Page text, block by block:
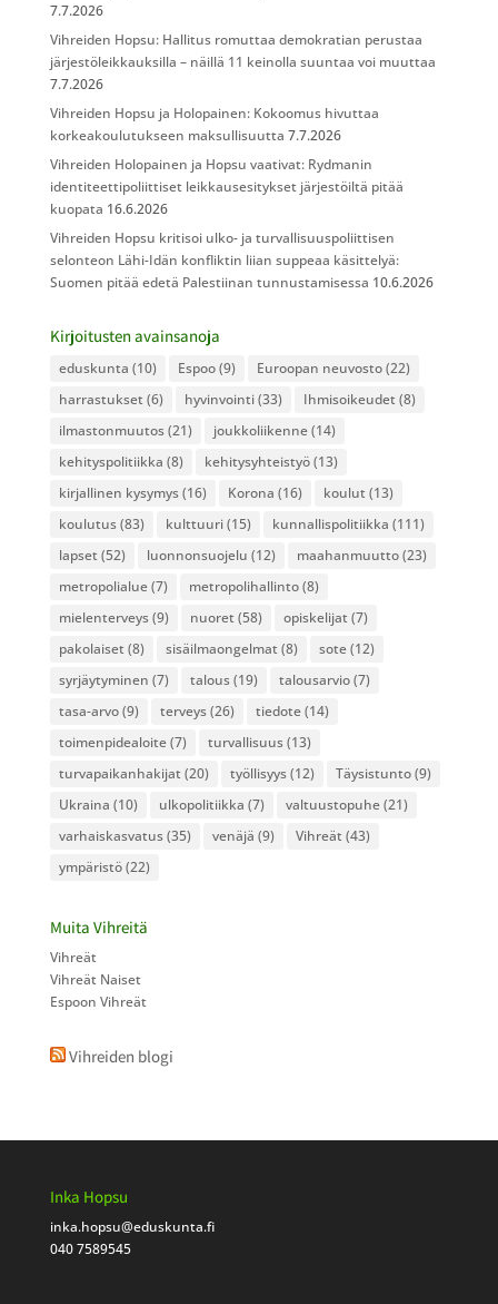
7.7.2026
Vihreiden Hopsu: Hallitus romuttaa demokratian perustaa
järjestöleikkauksilla – näillä 11 keinolla suuntaa voi muuttaa
7.7.2026
Vihreiden Hopsu ja Holopainen: Kokoomus hivuttaa
korkeakoulutukseen maksullisuutta 7.7.2026
Vihreiden Holopainen ja Hopsu vaativat: Rydmanin
identiteettipoliittiset leikkausesitykset järjestöiltä pitää
kuopata 16.6.2026
Vihreiden Hopsu kritisoi ulko- ja turvallisuuspoliittisen
selonteon Lähi-Idän konfliktin liian suppeaa käsittelyä:
Suomen pitää edetä Palestiinan tunnustamisessa 10.6.2026
Kirjoitusten avainsanoja
eduskunta (10) Espoo(9) Euroopan neuvosto(22)
harrastukset (6) hyvinvointi(33) Ihmisoikeudet (8)
ilmastonmuutos(21) joukkoliikenne(14)
kehityspolitiikka (8) kehitysyhteistyö(13)
kirjallinen kysymys(16) Korona (16) koulut (13)
koulutus(83) kulttuuri(15) kunnallispolitiikka (111)
lapset (52) luonnonsuojelu (12) maahanmuutto(23)
metropolialue(7) metropolihallinto(8)
mielenterveys(9) nuoret (58) opiskelijat (7)
pakolaiset (8) sisäilmaongelmat (8) sote(12)
syrjäytyminen (7) talous(19) talousarvio(7)
tasa-arvo(9) terveys(26) tiedote(14)
toimenpidealoite(7) turvallisuus(13)
turvapaikanhakijat (20) työllisyys(12) Täysistunto(9)
Ukraina (10) ulkopolitiikka (7) valtuustopuhe(21)
varhaiskasvatus(35) venäjä (9) Vihreät (43)
ympäristö(22)
Muita Vihreitä
Vihreät
Vihreät Naiset
Espoon Vihreät
Vihreiden blogi
Inka Hopsu
inka.hopsu@eduskunta.fi
040 7589545